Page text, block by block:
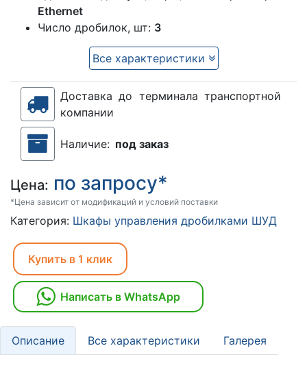
Ethernet
Число дробилок, шт: 3
Все характеристики
Доставка до терминала транспортной
компании
Наличие: под заказ
Цена: по запросу*
*Цена зависит от модификаций и условий поставки
Категория: Шкафы управления дробилками ШУД
Купить в 1 клик
Написать в WhatsApp
Описание Все характеристики Галерея